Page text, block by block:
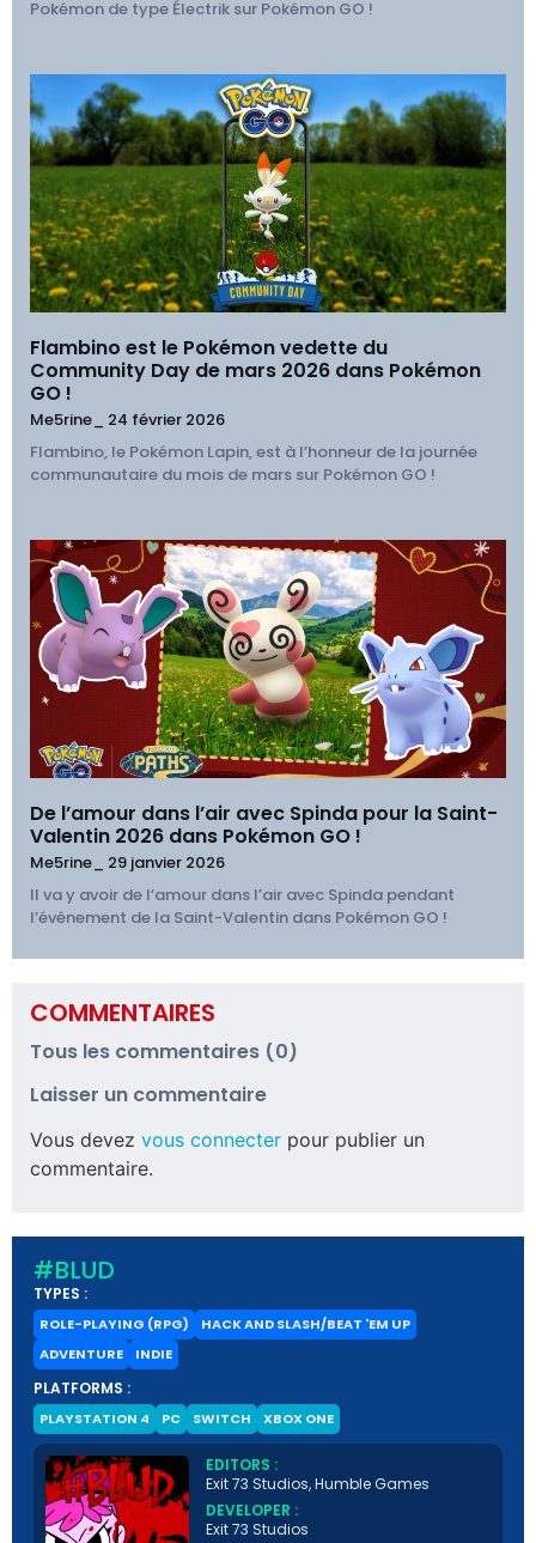
Pokémon de type Électrik sur Pokémon GO !
Flambino est le Pokémon vedette du
Community Day de mars 2026 dans Pokémon
GO !
Me5rine_ 24 février 2026
Flambino, le Pokémon Lapin, est à l’honneur de la journée
communautaire du mois de mars sur Pokémon GO !
De l’amour dans l’air avec Spinda pour la Saint-
Valentin 2026 dans Pokémon GO !
Me5rine_ 29 janvier 2026
Il va y avoir de l’amour dans l’air avec Spinda pendant
l’événement de la Saint-Valentin dans Pokémon GO !
COMMENTAIRES
Tous les commentaires (0)
Laisser un commentaire
Vous devez vous connecter pour publier un
commentaire.
#BLUD
TYPES :
ROLE-PLAYING (RPG)
HACK AND SLASH/BEAT 'EM UP
ADVENTURE
INDIE
PLATFORMS :
PLAYSTATION 4 PC SWITCH XBOX ONE
EDITORS :
Exit 73 Studios, Humble Games
DEVELOPER :
Exit 73 Studios